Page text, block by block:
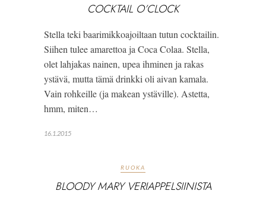
COCKTAIL O’CLOCK
Stella teki baarimikkoajoiltaan tutun cocktailin.
Siihen tulee amarettoa ja Coca Colaa. Stella,
olet lahjakas nainen, upea ihminen ja rakas
ystävä, mutta tämä drinkki oli aivan kamala.
Vain rohkeille (ja makean ystäville). Astetta,
hmm, miten…
16.1.2015
RUOKA
BLOODY MARY VERIAPPELSIINISTA